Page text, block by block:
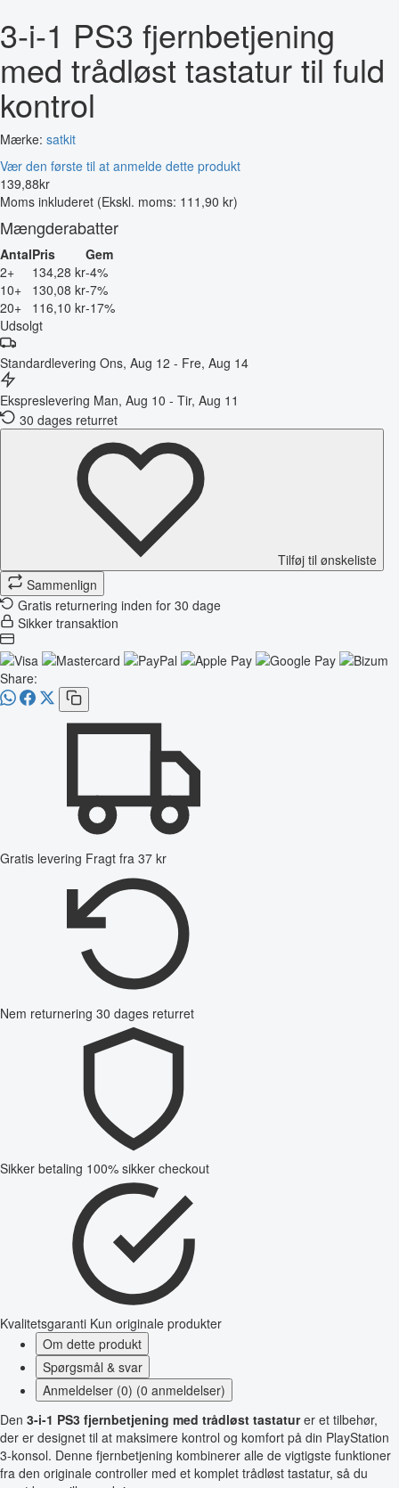
3-i-1 PS3 fjernbetjening
med trådløst tastatur til fuld
kontrol
Mærke: satkit
Vær den første til at anmelde dette produkt
139,88kr
Moms inkluderet (Ekskl. moms: 111,90 kr)
Mængderabatter
AntalPris
Gem
2+
134,28 kr-4%
10+
130,08 kr-7%
20+
116,10 kr-17%
Udsolgt
Standardlevering Ons, Aug 12 - Fre, Aug 14
Ekspreslevering Man, Aug 10 - Tir, Aug 11
30 dages returret
Tilføj til ønskeliste
Sammenlign
Gratis returnering inden for 30 dage
Sikker transaktion
Share:
Gratis levering Fragt fra 37 kr
Nem returnering 30 dages returret
Sikker betaling 100% sikker checkout
Kvalitetsgaranti Kun originale produkter
Om dette produkt
Spørgsmål & svar
Anmeldelser (0) (0 anmeldelser)
Den 3-i-1 PS3 fjernbetjening med trådløst tastaturer et tilbehør,
der er designet til at maksimere kontrol og komfort på din PlayStation
3-konsol. Denne fjernbetjening kombinerer alle de vigtigste funktioner
fra den originale controller med et komplet trådløst tastatur, så du